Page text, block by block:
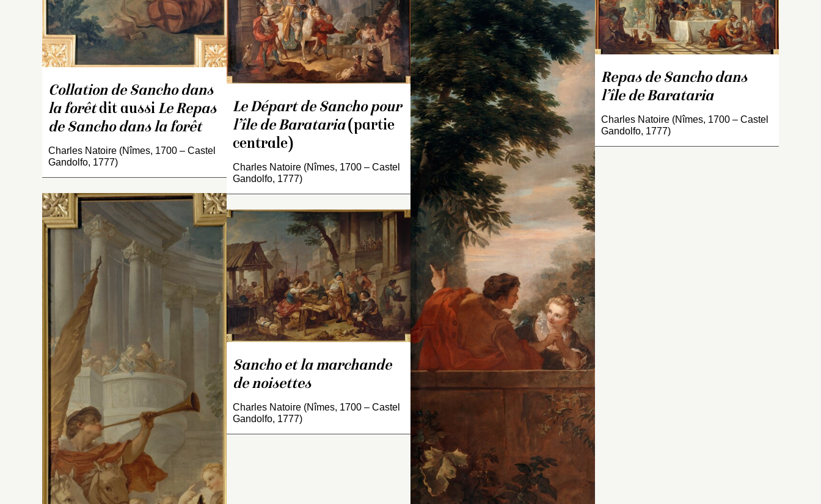
Collation de Sancho dans
la forêtdit aussi Le Repas
de Sancho dans la forêt
Charles Natoire (Nîmes, 1700 – Castel
Gandolfo, 1777)
Tapisserie correspondante
conservée à Aix-en-
Provence, musée des
Tapisseries. Partie droite de
la tapisserie d’ensemble du
Départ de Sancho pour l’île
de Barataria(INV. 11-15).
Le Départ de Sancho pour
l’île de Barataria(partie
centrale)
Charles Natoire (Nîmes, 1700 – Castel
Gandolfo, 1777)
Tapisserie correspondante
conservée à Aix-en-
Provence, musée des
Tapisseries (INV. 11-15) ;
tableau sur un sujet
identique peint par Charles-
Antoine Coypel en 1717 et
conservé au musée
national du château de
Compiègne (INV. 3577).
Sancho et la marchande
de noisettes
Charles Natoire (Nîmes, 1700 – Castel
Gandolfo, 1777)
Tapisserie correspondante
conservée à Aix-en-
Provence, musée des
Tapisseries (INV. 11-15).
Tapisserie correspondante
conservée à Aix-en-
Provence, musée des
Tapisseries. Fragment
gauche de la tapisserie
d’ensemble (INV. 11-15).
Repas de Sancho dans
l’île de Barataria
Charles Natoire (Nîmes, 1700 – Castel
Gandolfo, 1777)
Tapisserie correspondante
conservée à Aix-en-
Provence, musée des
Tapisseries (INV. 11-7) ;
tableau sur un sujet
identique peint en 1719-
1720 par Charles-Antoine
Coypel et conservé au
musée national du château
de Compiègne (voir
INV. 3581 ).